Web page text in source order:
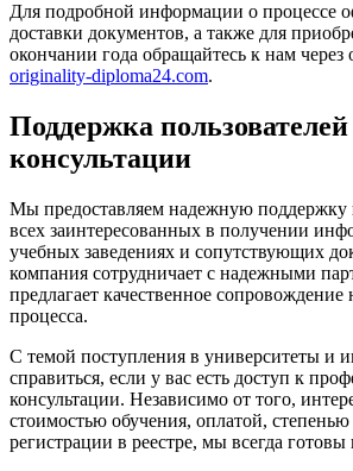
Для подробной информации о процессе
доставки документов, а также для
окончании года обращайтесь к нам
originality-diploma24.com.
Поддержка
консультации
Мы предоставляем надежную поддержку
всех заинтересованных в получении
учебных заведениях и сопутствующих
компания сотрудничает с надежными
предлагает качественное сопровождение
процесса.
С темой поступления в университеты и
справиться, если у вас есть доступ к
консультации. Независимо от того,
стоимостью обучения, оплатой,
регистрации в реестре, мы всегда